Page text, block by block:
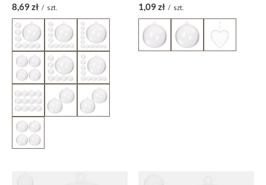
8,69 zł / szt. 1,09 zł / szt.